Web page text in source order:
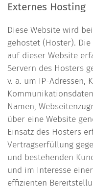
Externes Hosting
Diese Website wird
gehostet (Hoster).
auf dieser Website
Servern des Hosters
v. a. um IP-Adressen,
Namen,
über eine Website
Einsatz des Hosters
Vertragserfüllung
und bestehenden
und im Interesse
effizienten